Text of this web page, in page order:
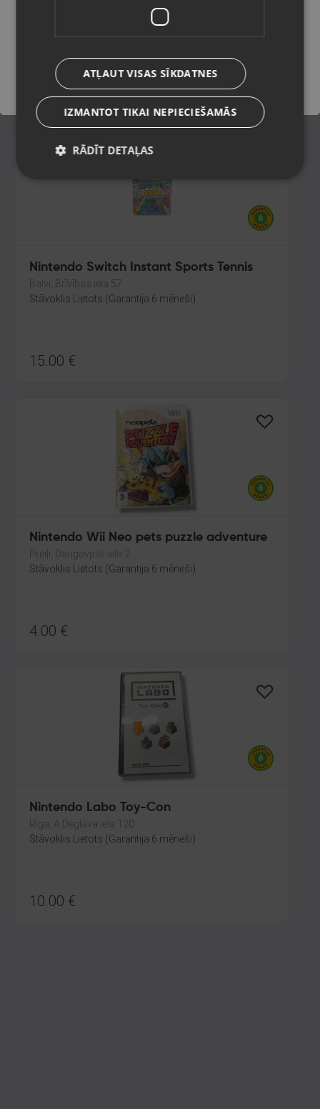
Rēzekne, Atbrīvošanas aleja 119
Stāvoklis Lietots (Garantija 6 mēneši)
€
Nintendo Switch Instant Sports Tennis
Balvi, Brīvības iela 57
Stāvoklis Lietots (Garantija 6 mēneši)
15.00 €
Nintendo Wii Neo pets puzzle adventure
Preiļi, Daugavpils iela 2
Stāvoklis Lietots (Garantija 6 mēneši)
4.00 €
Nintendo Labo Toy-Con
Rīga, A.Deglava iela 120
Stāvoklis Lietots (Garantija 6 mēneši)
10.00 €
Saglabāt
ATĻAUT VISAS SĪKDATNES
IZMANTOT TIKAI NEPIECIEŠAMĀS
RĀDĪT DETAĻAS